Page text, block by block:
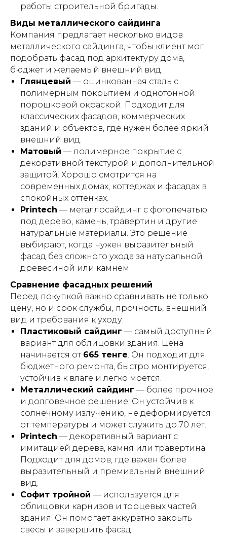
работы строительной бригады.
Виды металлического сайдинга
Компания предлагает несколько видов
металлического сайдинга, чтобы клиент мог
подобрать фасад под архитектуру дома,
бюджет и желаемый внешний вид.
Глянцевый — оцинкованная сталь с
полимерным покрытием и однотонной
порошковой окраской. Подходит для
классических фасадов, коммерческих
зданий и объектов, где нужен более яркий
внешний вид.
Матовый — полимерное покрытие с
декоративной текстурой и дополнительной
защитой. Хорошо смотрится на
современных домах, коттеджах и фасадах в
спокойных оттенках.
Printech — металлосайдинг с фотопечатью
под дерево, камень, травертин и другие
натуральные материалы. Это решение
выбирают, когда нужен выразительный
фасад без сложного ухода за натуральной
древесиной или камнем.
Сравнение фасадных решений
Перед покупкой важно сравнивать не только
цену, но и срок службы, прочность, внешний
вид и требования к уходу.
Пластиковый сайдинг — самый доступный
вариант для облицовки здания. Цена
начинается от 665 тенге. Он подходит для
бюджетного ремонта, быстро монтируется,
устойчив к влаге и легко моется.
Металлический сайдинг — более прочное
и долговечное решение. Он устойчив к
солнечному излучению, не деформируется
от температуры и может служить до 70 лет.
Printech — декоративный вариант с
имитацией дерева, камня или травертина.
Подходит для домов, где важен более
выразительный и премиальный внешний
вид.
Софит тройной — используется для
облицовки карнизов и торцевых частей
здания. Он помогает аккуратно закрыть
свесы и завершить фасад.